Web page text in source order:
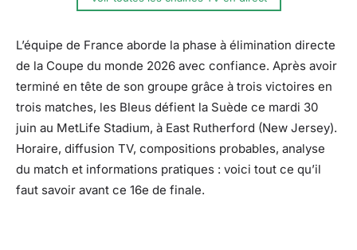
L’équipe de France aborde la phase à élimination directe
de la Coupe du monde 2026 avec confiance. Après avoir
terminé en tête de son groupe grâce à trois victoires en
trois matches, les Bleus défient la Suède ce mardi 30
juin au MetLife Stadium, à East Rutherford (New Jersey).
Horaire, diffusion TV, compositions probables, analyse
du match et informations pratiques : voici tout ce qu’il
faut savoir avant ce 16e de finale.